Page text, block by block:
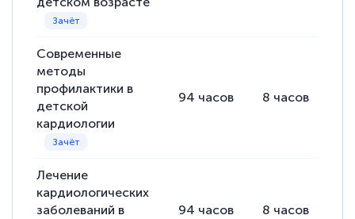
подготовиться к тестированию. Это
статьи. Времени на подготовку
достаточно. Курс помогает пройти
аттестацию в школе. Спасибо!
Евгения Коротких
Знаток города 2 уровня
Современные
методы
профилактики в
детской
кардиологии
94 часов 8 часов
Лечение
кардиологических
заболеваний в
94 часов 8 часов